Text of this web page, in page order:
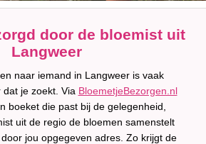
door de bloemist uit
Langweer
naar iemand in Langweer is vaak
je zoekt. Via BloemetjeBezorgen.nl
boeket die past bij de gelegenheid,
uit de regio de bloemen samenstelt
jou opgegeven adres. Zo krijgt de